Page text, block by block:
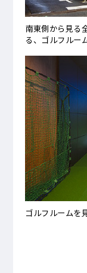
南東側から見る
る、ゴルフルーム
ゴルフルームを